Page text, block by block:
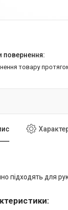
товару
підходять для
: